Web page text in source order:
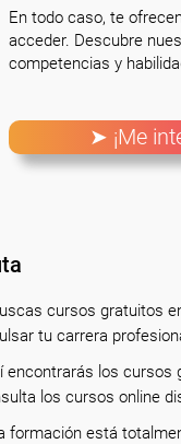
En todo caso, te
acceder. Descubre
competencias y
➤ ¡Me
cursos gratuitos
tu carrera
encontrarás los cursos
los cursos online
formación está